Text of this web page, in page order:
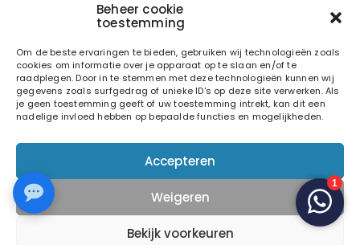
Beheer cookie
toestemming
Om de beste ervaringen te bieden, gebruiken wij technologieën zoals
cookies om informatie over je apparaat op te slaan en/of te
raadplegen. Door in te stemmen met deze technologieën kunnen wij
gegevens zoals surfgedrag of unieke ID's op deze site verwerken. Als
je geen toestemming geeft of uw toestemming intrekt, kan dit een
nadelige invloed hebben op bepaalde functies en mogelijkheden.
Accepteren
Weigeren
Bekijk voorkeuren
© 2026 Light and Sound Factory. Alle rechten voorbehouden.
Volg ons op